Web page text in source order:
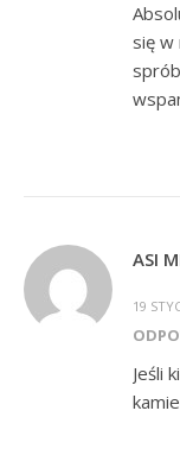
się w
ASI
19
Jeśli